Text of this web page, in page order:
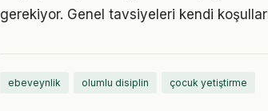
gerekiyor. Genel tavsiyeleri kendi
ebeveynlik olumlu disiplin çocuk yetiştirme